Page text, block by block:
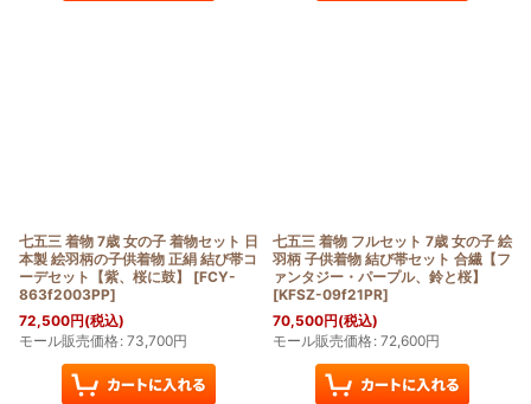
七五三 着物 7歳 女の子 着物セット 日
本製 絵羽柄の子供着物 正絹 結び帯コ
ーデセット【紫、桜に鼓】
[FCY-
863f2003PP]
72,500円(税込)
モール販売価格: 73,700円
七五三 着物 フルセット 7歳 女の子 絵
羽柄 子供着物 結び帯セット 合繊【フ
ァンタジー・パープル、鈴と桜】
[KFSZ-09f21PR]
70,500円(税込)
モール販売価格: 72,600円